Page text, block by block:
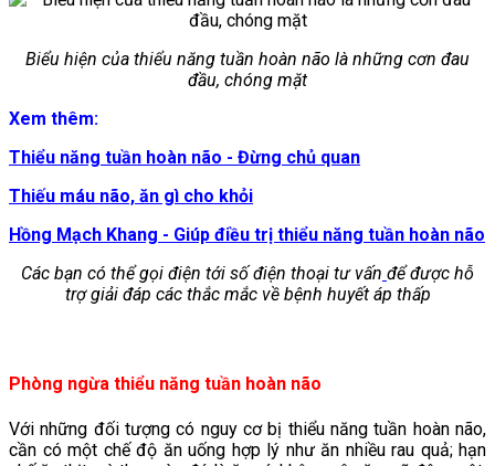
Biểu hiện của thiểu năng tuần hoàn não là những cơn đau
đầu, chóng mặt
Xem thêm:
Thiểu năng tuần hoàn não - Đừng chủ quan
Thiếu máu não, ăn gì cho khỏi
Hồng Mạch Khang - Giúp điều trị thiểu năng tuần hoàn não
Các bạn có thể gọi điện tới số điện thoại tư vấn để được hỗ
trợ giải đáp các thắc mắc về bệnh huyết áp thấp
Phòng ngừa thiểu năng tuần hoàn não
Với những đối tượng có nguy cơ bị thiểu năng tuần hoàn não,
cần có một chế độ ăn uống hợp lý như ăn nhiều rau quả; hạn